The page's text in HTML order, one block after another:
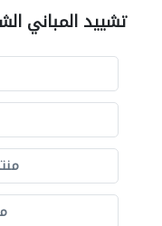
تشييد المباني